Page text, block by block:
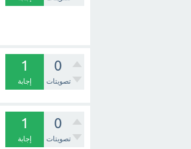
0
تصويتات
1
إجابة
0
تصويتات
1
إجابة